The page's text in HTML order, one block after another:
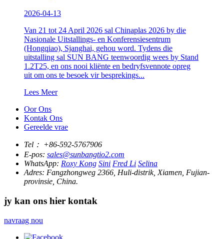
2026-04-13
Van 21 tot 24 April 2026 sal Chinaplas 2026 by die
Nasionale Uitstallings- en Konferensiesentrum
(Hongqiao), Sjanghai, gehou word. Tydens die
uitstalling sal SUN BANG teenwoordig wees by Stand
1.2T25, en ons nooi kliënte en bedryfsvennote opreg
uit om ons te besoek vir besprekings...
Lees Meer
Oor Ons
Kontak Ons
Gereelde vrae
Tel： +86-592-5767906
E-pos: sales@sunbangtio2.com
WhatsApp: Roxy Kong Sini Fred Li Selina
Adres: Fangzhongweg 2366, Huli-distrik, Xiamen, Fujian-
provinsie, China.
jy kan ons hier kontak
navraag nou